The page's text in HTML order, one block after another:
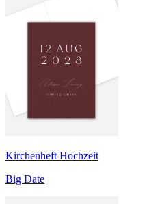
Kirchenheft Hochzeit
Big Date